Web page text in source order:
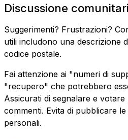
Discussione
Suggerimenti? Frustrazioni?
utili includono una descrizione
codice postale.
Fai attenzione ai "numeri di
"recupero" che potrebbero
Assicurati di segnalare e votare
commenti. Evita di pubblicare
personali.